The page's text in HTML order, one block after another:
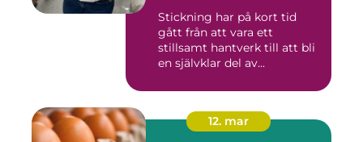
Stickning har på kort tid
gått från att vara ett
stillsamt hantverk till att bli
en självklar del av...
12. mar